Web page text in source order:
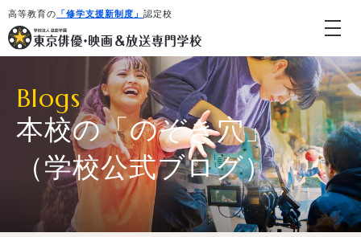
高等教育の 「修学支援新制度」 認定校
学校紹介・教育システム
Blogs
本校の「のぞき穴」
（学校公式ブログ）